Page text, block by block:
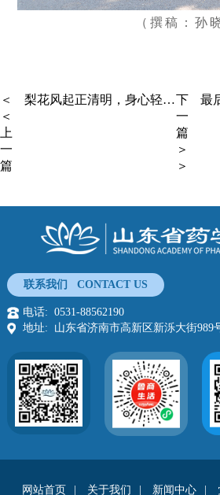
（撰稿：孙
＜
＜
上
一
篇
梨花风起正清明，身心轻盈伴你行下
一
篇
＞
＞
最
联系我们 CONTACT US
电话: 0531-88562190
地址: 山东省济南市高新区新泺大街989
网站首页 关于我们 新闻中心